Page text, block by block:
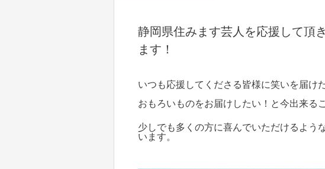
静岡県住みます芸人を応援して頂
ます！
いつも応援してくださる皆様に笑いを届け
おもろいものをお届けしたい！と今出来る
少しでも多くの方に喜んでいただけるよう
います。